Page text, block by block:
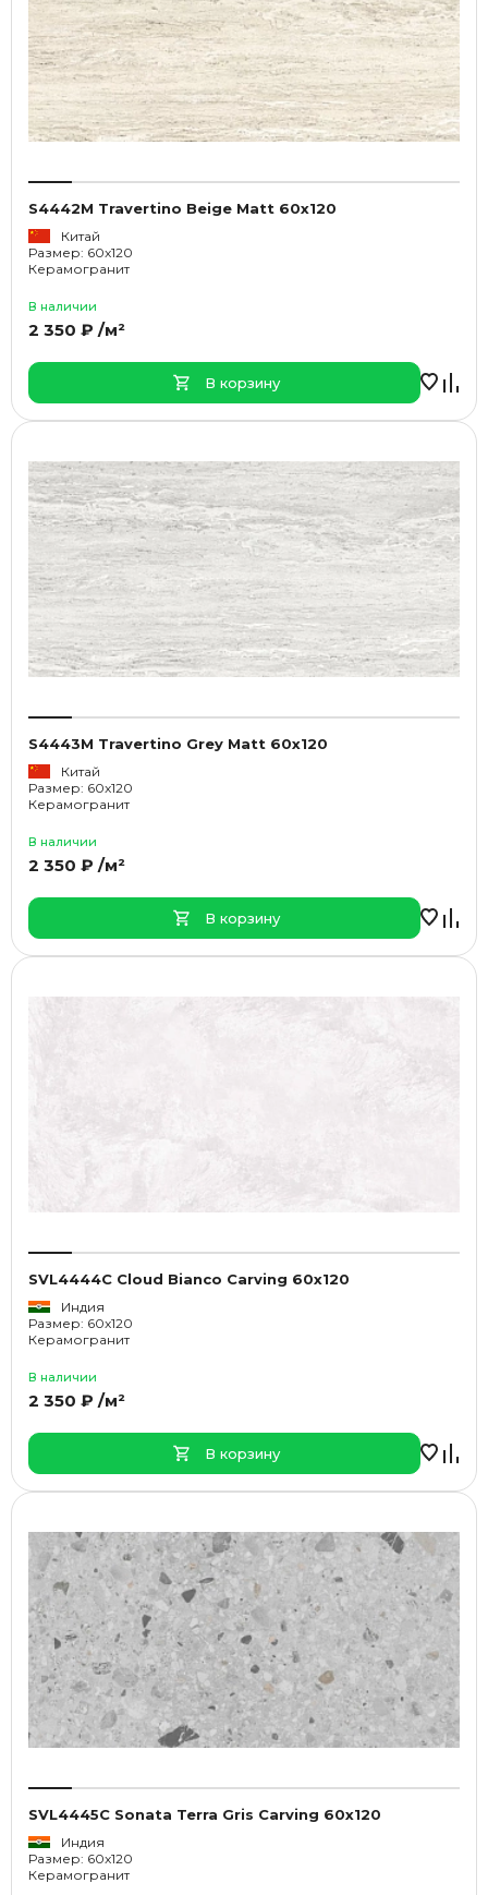
S4442M Travertino Beige Matt 60x120
Китай
Размер: 60x120
Керамогранит
В наличии
2 350 ₽ /м²
В корзину
S4443M Travertino Grey Matt 60x120
Китай
Размер: 60x120
Керамогранит
В наличии
2 350 ₽ /м²
В корзину
SVL4444C Cloud Bianco Carving 60x120
Индия
Размер: 60x120
Керамогранит
В наличии
2 350 ₽ /м²
В корзину
SVL4445C Sonata Terra Gris Carving 60x120
Индия
Размер: 60x120
Керамогранит